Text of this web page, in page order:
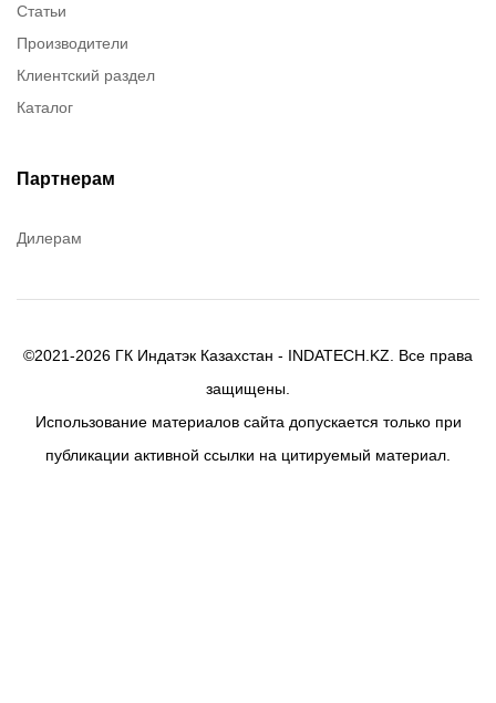
Статьи
Производители
Клиентский раздел
Каталог
Партнерам
Дилерам
©2021-2026 ГК Индатэк Казахстан - INDATECH.KZ. Все права
защищены.
Использование материалов сайта допускается только при
публикации активной ссылки на цитируемый материал.